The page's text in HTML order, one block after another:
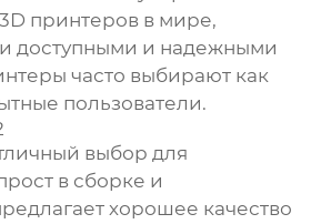
принтеров в мире,
доступными и надежными
часто выбирают как
пользователи.
выбор для
в сборке и
хорошее качество